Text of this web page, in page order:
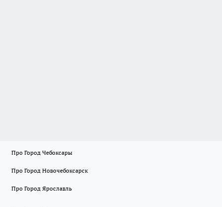
Про Город Чебоксары
Про Город Новочебоксарск
Про Город Ярославль